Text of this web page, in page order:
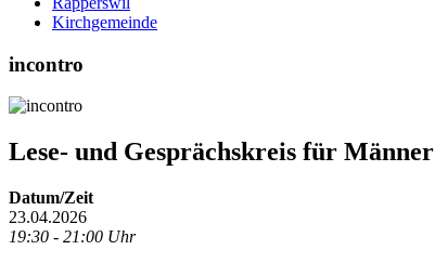
Kirchgemeinde
incontro
Lese- und Gesprächskreis für Männer
Datum/Zeit
23.04.2026
19:30 - 21:00 Uhr